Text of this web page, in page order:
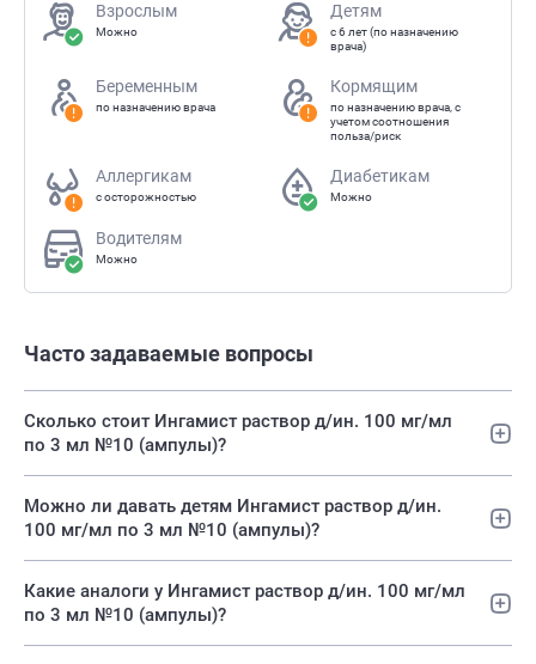
Взрослым
Можно
Детям
с 6 лет (по назначению
врача)
Беременным
по назначению врача
Кормящим
по назначению врача, с
учетом соотношения
польза/риск
Аллергикам
с осторожностью
Диабетикам
Можно
Водителям
Можно
Часто задаваемые вопросы
Сколько стоит Ингамист раствор д/ин. 100 мг/мл
по 3 мл №10 (ампулы)?
Можно ли давать детям Ингамист раствор д/ин.
100 мг/мл по 3 мл №10 (ампулы)?
Какие аналоги у Ингамист раствор д/ин. 100 мг/мл
по 3 мл №10 (ампулы)?